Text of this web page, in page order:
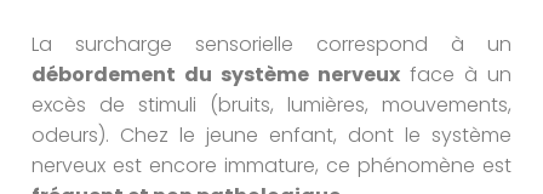
La surcharge sensorielle correspond à un
débordement du système nerveux face à un
excès de stimuli (bruits, lumières, mouvements,
odeurs). Chez le jeune enfant, dont le système
nerveux est encore immature, ce phénomène est